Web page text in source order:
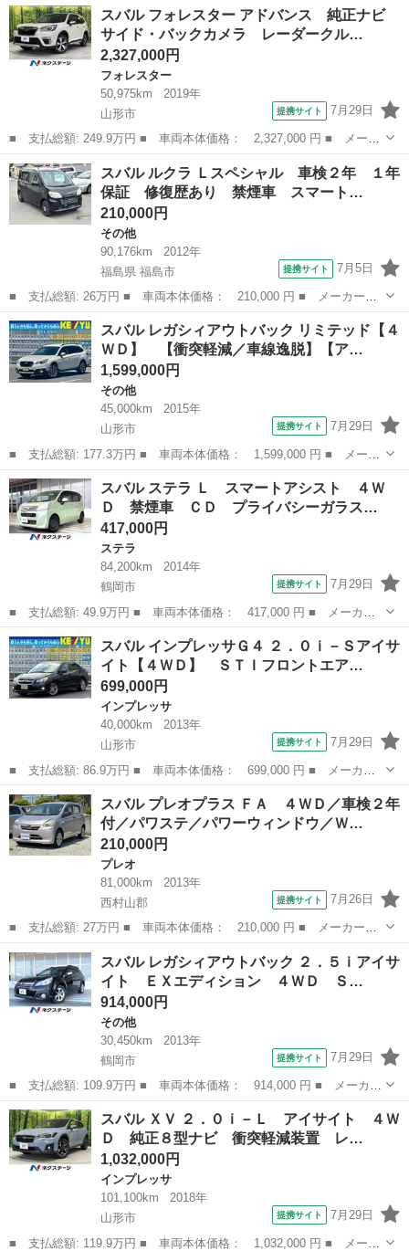
◆◆福岡県仕入・禁煙車・走行距離５２，９３４ｋｍ！！◆◆
【２．０ｉ－Ｓアイ...
山形 鶴岡市
スバル フォレスター アドバンス 純正ナビ
サイド・バックカメラ レーダークル…
2,327,000円
フォレスター
50,975km
2019年
山形市
提携サイト 7月29日
■ 支払総額: 249.9万円 ■ 車両本体価格： 2,327,000 円 ■ メーカ
ー名： スバル ■ 車種名： フォレスター ■ グレード名： アド
バンス 純正ナビ サイド・バックカメラ レーダークルーズ デジ
タルイン...
山形 山形市 フォレスター
スバル ルクラ Ｌスペシャル 車検２年 １年
保証 修復歴あり 禁煙車 スマート…
210,000円
その他
90,176km
2012年
福島県 福島市
提携サイト 7月5日
■ 支払総額: 26万円 ■ 車両本体価格： 210,000 円 ■ メーカー
名： スバル ■ 車種名： ルクラ ■ グレード名： Ｌスペシャ
ル 車検２年 １年保証 修復歴あり 禁煙車 スマートキー ベン
チシート ＣＶＴ ...
福島 福島市 その他
スバル レガシィアウトバック リミテッド【４
ＷＤ】 【衝突軽減／車線逸脱】【ア…
1,599,000円
その他
45,000km
2015年
山形市
提携サイト 7月29日
■ 支払総額: 177.3万円 ■ 車両本体価格： 1,599,000 円 ■ メーカ
ー名： スバル ■ 車種名： レガシィアウトバック ■ グレード
名： リミテッド【４ＷＤ】 【衝突軽減／車線逸脱】【アダプティ
ブクルーズ...
山形 山形市
スバル ステラ Ｌ スマートアシスト ４Ｗ
Ｄ 禁煙車 ＣＤ プライバシーガラス…
417,000円
ステラ
84,200km
2014年
鶴岡市
提携サイト 7月29日
■ 支払総額: 49.9万円 ■ 車両本体価格： 417,000 円 ■ メーカー
名： スバル ■ 車種名： ステラ ■ グレード名： Ｌ スマート
アシスト ４ＷＤ 禁煙車 ＣＤ プライバシーガラス ■ 排気
量： 660c...
山形 鶴岡市
スバル インプレッサＧ４ ２．０ｉ－Ｓアイサ
イト【４ＷＤ】 ＳＴＩフロントエア…
699,000円
インプレッサ
40,000km
2013年
山形市
提携サイト 7月29日
■ 支払総額: 86.9万円 ■ 車両本体価格： 699,000 円 ■ メーカー
名： スバル ■ 車種名： インプレッサＧ４ ■ グレード名：
２．０ｉ－Ｓアイサイト【４ＷＤ】 ＳＴＩフロントエアロ／ハーフ
レザー電動シー...
山形 山形市 インプレッサ
スバル プレオプラス ＦＡ ４ＷＤ／車検２年
付／パワステ／パワーウィンドウ／Ｗ…
210,000円
プレオ
81,000km
2013年
西村山郡
提携サイト 7月26日
■ 支払総額: 27万円 ■ 車両本体価格： 210,000 円 ■ メーカー
名： スバル ■ 車種名： プレオプラス ■ グレード名： ＦＡ
４ＷＤ／車検２年付／パワステ／パワーウィンドウ／Ｗエアバッグ／
キーレス／衝突安...
山形 西村山郡
スバル レガシィアウトバック ２．５ｉアイサ
イト ＥＸエディション ４ＷＤ Ｓ…
914,000円
その他
30,450km
2013年
鶴岡市
提携サイト 7月29日
■ 支払総額: 109.9万円 ■ 車両本体価格： 914,000 円 ■ メーカー
名： スバル ■ 車種名： レガシィアウトバック ■ グレード
名： ２．５ｉアイサイト ＥＸエディション ４ＷＤ ＳＤナビ
バックカメラ ...
山形 鶴岡市
スバル ＸＶ ２．０ｉ－Ｌ アイサイト ４Ｗ
Ｄ 純正８型ナビ 衝突軽減装置 レ…
1,032,000円
インプレッサ
101,100km
2018年
山形市
提携サイト 7月29日
■ 支払総額: 119.9万円 ■ 車両本体価格： 1,032,000 円 ■ メーカ